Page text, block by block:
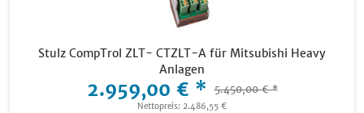
Stulz CompTrol ZLT- CTZLT-A für Mitsubishi Heavy
Anlagen
2.959,00 € * 5.450,00 € *
Nettopreis: 2.486,55 €